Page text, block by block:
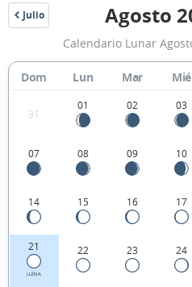
Julio
2089
2089
de
Agosto
Calendario Lunar
Dom Lun Mar Mié
31
01 02 03
07 08 09 10
14 15 16 17
21
LLENA
22 23 24